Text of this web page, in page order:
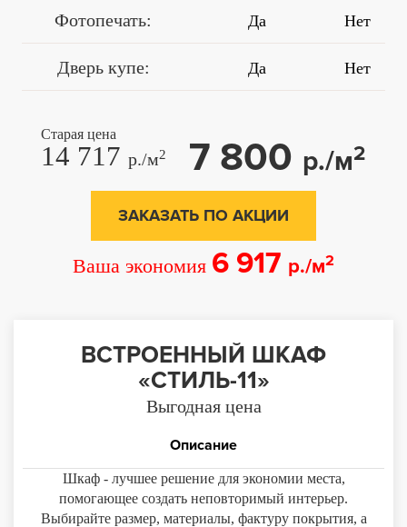
Фотопечать: Да Нет
Дверь купе: Да Нет
Старая цена
14 717 р./м2 7 800 р./м2
ЗАКАЗАТЬ ПО АКЦИИ
Ваша экономия 6 917 р./м2
ВСТРОЕННЫЙ ШКАФ
«СТИЛЬ-11»
Выгодная цена
Описание
Шкаф - лучшее решение для экономии места,
помогающее создать неповторимый интерьер.
Выбирайте размер, материалы, фактуру покрытия, а